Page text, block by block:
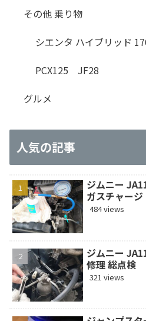
その他 乗り物
シエンタ ハイブリッド
PCX125 JF28
グルメ
人気の記事
ジムニー
ガスチャー
484 views
ジムニー
修理 総点検
321 views